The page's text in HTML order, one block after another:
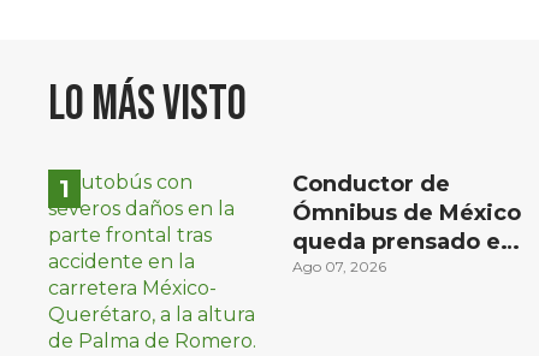
Lo más visto
Conductor de
Ómnibus de México
queda prensado en
choque con
Ago 07, 2026